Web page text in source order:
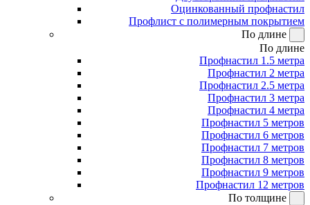
Оцинкованный профнастил
Профлист с полимерным покрытием
По длине
По длине
Профнастил 1.5 метра
Профнастил 2 метра
Профнастил 2.5 метра
Профнастил 3 метра
Профнастил 4 метра
Профнастил 5 метров
Профнастил 6 метров
Профнастил 7 метров
Профнастил 8 метров
Профнастил 9 метров
Профнастил 12 метров
По толщине